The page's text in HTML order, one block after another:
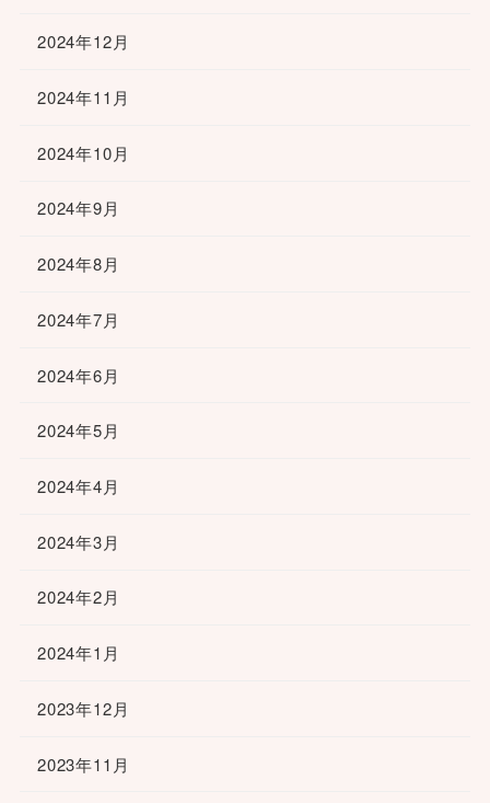
2024年12月
2024年11月
2024年10月
2024年9月
2024年8月
2024年7月
2024年6月
2024年5月
2024年4月
2024年3月
2024年2月
2024年1月
2023年12月
2023年11月